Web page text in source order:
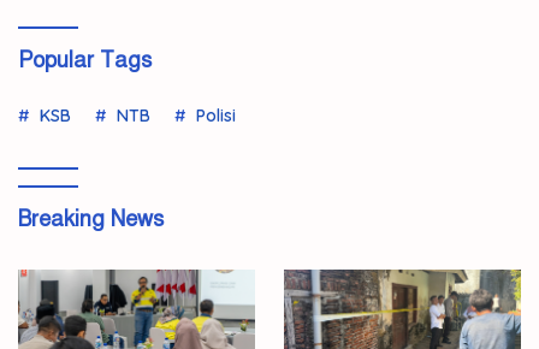
Popular Tags
KSB NTB Polisi
Breaking News